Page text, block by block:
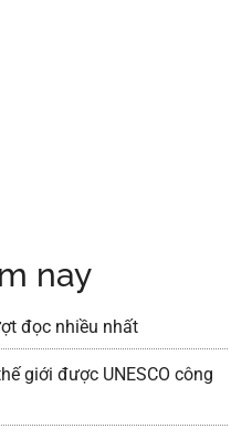
nay
đọc nhiều nhất
giới được UNESCO công